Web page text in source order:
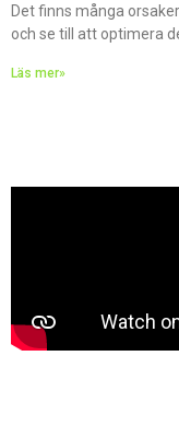
Det finns många
och se till att optimera
Läs mer»